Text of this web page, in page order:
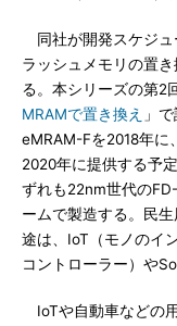
同社が開発スケジュ
ラッシュメモリの置
る。本シリーズの第2
MRAMで置き換え 」
eMRAM-Fを2018年に
2020年に提供する予
ずれも22nm世代の
ームで製造する。民
途は、IoT（モノのイ
コントローラー）や
IoTや自動車などの